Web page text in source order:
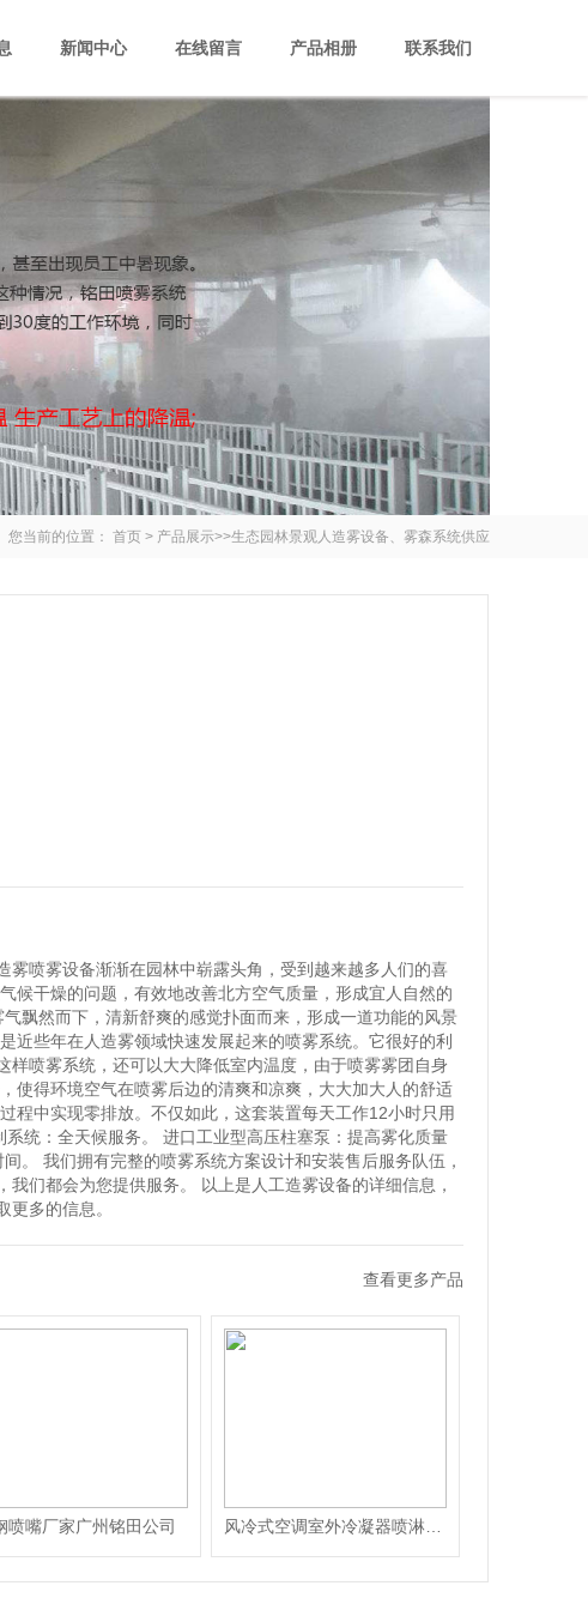
新闻中心 在线留言 产品相册 联系我们
您当前的位置： 首页 > 产品展示>>生态园林景观人造雾设备、雾森系统供应
喷雾设备渐渐在园林中崭露头角，受到越来越多人们的喜
候干燥的问题，有效地改善北方空气质量，形成宜人自然的
飘然而下，清新舒爽的感觉扑面而来，形成一道功能的风景
近些年在人造雾领域快速发展起来的喷雾系统。它很好的利
喷雾系统，还可以大大降低室内温度，由于喷雾雾团自身
使得环境空气在喷雾后边的清爽和凉爽，大大加大人的舒适
程中实现零排放。不仅如此，这套装置每天工作12小时只用
统：全天候服务。 进口工业型高压柱塞泵：提高雾化质量
。 我们拥有完整的喷雾系统方案设计和安装售后服务队伍，
们都会为您提供服务。 以上是人工造雾设备的详细信息，
多的信息。
查看更多产品
喷嘴厂家广州铭田公司